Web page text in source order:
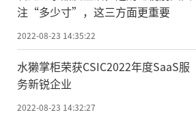
注“多少寸”，这三方面更重要
2022-08-23 14:35:22
水獭掌柜荣获CSIC2022年度SaaS服
务新锐企业
2022-08-23 14:32:27